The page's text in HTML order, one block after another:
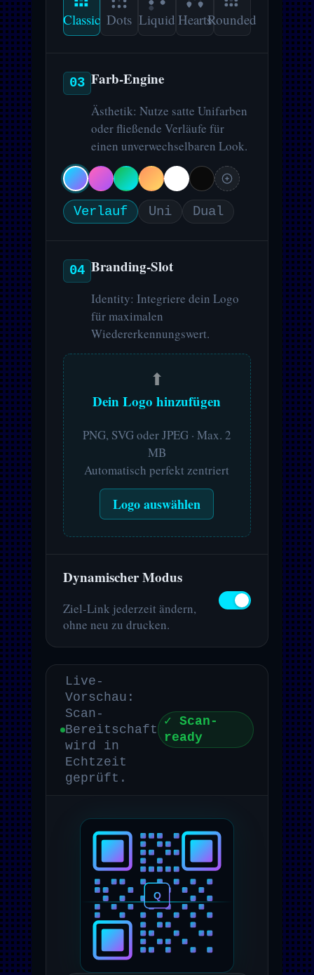
Classic Dots Liquid HeartsRounded
03 Farb-Engine
Ästhetik: Nutze satte Unifarben
oder fließende Verläufe für
einen unverwechselbaren Look.
Verlauf Uni Dual
04 Branding-Slot
Identity: Integriere dein Logo
für maximalen
Wiedererkennungswert.
⬆
Dein Logo hinzufügen
PNG, SVG oder JPEG · Max. 2
MB
Automatisch perfekt zentriert
Logo auswählen
Dynamischer Modus
Ziel-Link jederzeit ändern,
ohne neu zu drucken.
Live-
Vorschau:
Scan-
Bereitschaft
wird in
Echtzeit
geprüft.
✓ Scan-
ready
Q